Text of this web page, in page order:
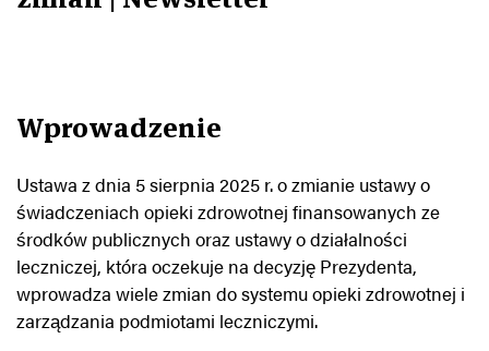
Wprowadzenie
Ustawa z dnia 5 sierpnia 2025 r. o zmianie ustawy o
świadczeniach opieki zdrowotnej finansowanych ze
środków publicznych oraz ustawy o działalności
leczniczej, która oczekuje na decyzję Prezydenta,
wprowadza wiele zmian do systemu opieki zdrowotnej i
zarządzania podmiotami leczniczymi.